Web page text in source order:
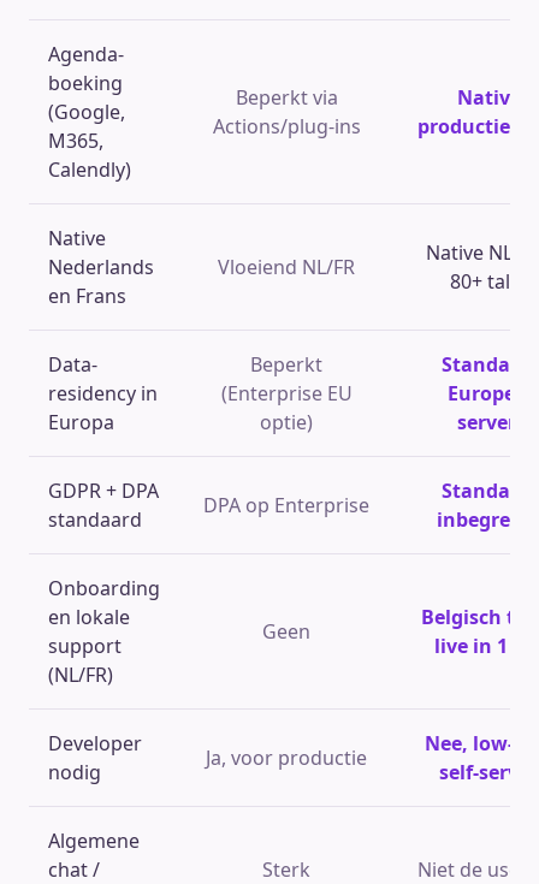
Agenda-
boeking
(Google,
M365,
Calendly)
Beperkt via
Actions/plug-ins
Native,
productie-
Native
Nederlands
en Frans
Vloeiend NL/FR
Native NL/
80+ talen
Data-
residency in
Europa
Beperkt
(Enterprise EU
optie)
Europese
servers
GDPR + DPA
standaard
DPA op Enterprise
Onboarding
en lokale
support
(NL/FR)
Geen
Belgisch
live in 1
Developer
nodig
Ja, voor productie
Nee, low-
self-
Algemene
chat /
Sterk Niet de use